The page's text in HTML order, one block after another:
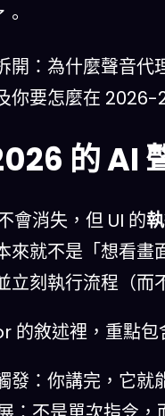
開：為什麼聲音
你要怎麼在 2026-
的 AI
會消失，但 UI 的
來就不是「想看
立刻執行流程（而
敘述裡，重點包
發：你講完，它就